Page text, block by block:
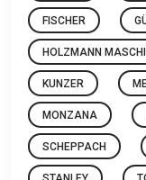
FISCHER
HOLZMANN
KUNZER
MONZANA
SCHEPPACH